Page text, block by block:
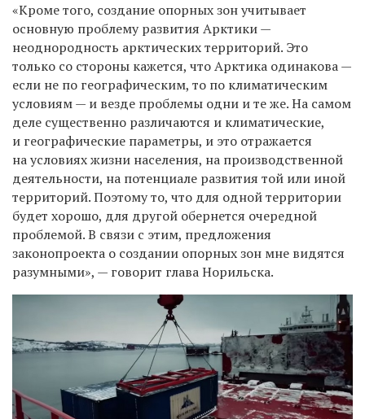
«Кроме того, создание опорных зон учитывает
основную проблему развития Арктики —
неоднородность арктических территорий. Это
только со стороны кажется, что Арктика одинакова —
если не по географическим, то по климатическим
условиям — и везде проблемы одни и те же. На самом
деле существенно различаются и климатические,
и географические параметры, и это отражается
на условиях жизни населения, на производственной
деятельности, на потенциале развития той или иной
территорий. Поэтому то, что для одной территории
будет хорошо, для другой обернется очередной
проблемой. В связи с этим, предложения
законопроекта о создании опорных зон мне видятся
разумными», — говорит глава Норильска.